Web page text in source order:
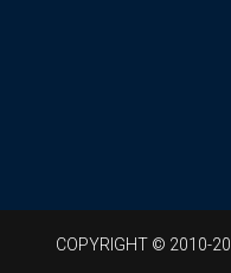
СOPYRIGHT © 2010-